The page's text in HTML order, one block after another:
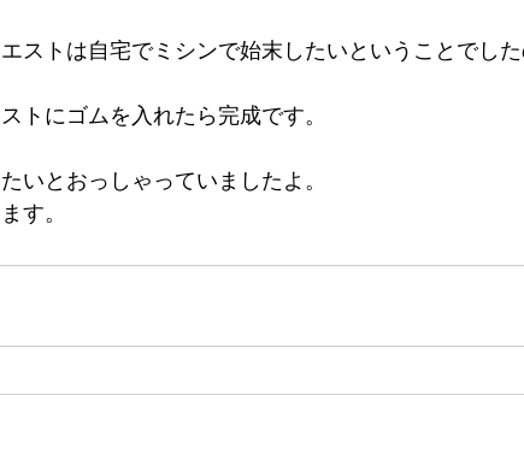
ストは自宅でミシンで始末したいということでし
トにゴムを入れたら完成です。
いとおっしゃっていましたよ。
す。